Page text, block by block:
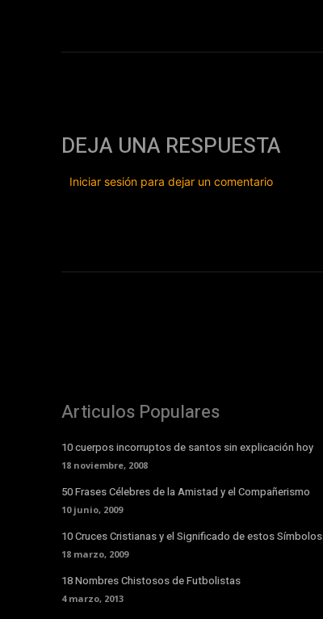
DEJA UNA RESPUESTA
Iniciar sesión para dejar un comentario
Articulos Populares
10 cuerpos incorruptos de santos sin explicación hoy
18 noviembre, 2008
50 Frases Célebres de la Amistad y el Compañerismo
10 junio, 2009
10 Cruces Cristianas y el Significado de estos Símbolos
18 marzo, 2009
18 Nombres Chistosos de Futbolistas
4 marzo, 2013